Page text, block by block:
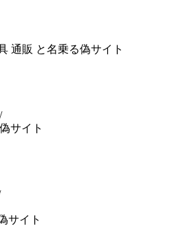
通販 と名乗る偽サイト
サイト
サイト